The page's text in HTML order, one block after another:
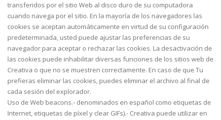
transferidos por el sitio Web al disco duro de su computadora
cuando navega por el sitio. En la mayoría de los navegadores las
cookies se aceptan automáticamente en virtud de su configuración
predeterminada, usted puede ajustar las preferencias de su
navegador para aceptar o rechazar las cookies. La desactivación de
las cookies puede inhabilitar diversas funciones de los sitios web de
Creativa o que no se muestren correctamente. En caso de que Tu
prefieras eliminar las cookies, puedes eliminar el archivo al final de
cada sesión del explorador.
Uso de Web beacons.- denominados en español como etiquetas de
Internet, etiquetas de píxel y clear GIFs).- Creativa puede utilizar en